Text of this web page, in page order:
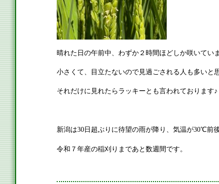
晴れた日の午前中、わずか２時間ほどしか咲いてい
小さくて、目立たないので見過ごされる人も多いと
それだけに見れたらラッキーとも言われております♪
新潟は30日超ぶりに待望の雨が降り、気温が30℃前
令和７年産の稲刈りまであと数週間です。